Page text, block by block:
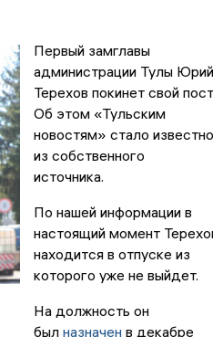
Первый замглавы
администрации Тулы Юрий
Терехов покинет свой
Об этом «Тульским
новостям» стало известно
из собственного
источника.
По нашей информации в
настоящий момент
находится в отпуске из
которого уже не выйдет.
На должность он
был назначенв декабре